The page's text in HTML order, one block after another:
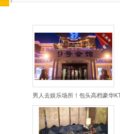
男人去娱乐场所！包头高档豪华